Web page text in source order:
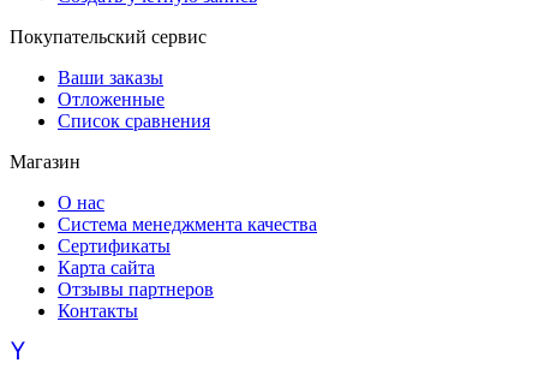
Покупательский сервис
Ваши заказы
Отложенные
Список сравнения
Магазин
О нас
Система менеджмента качества
Сертификаты
Карта сайта
Отзывы партнеров
Контакты